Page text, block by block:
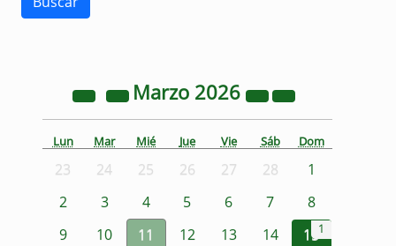
Marzo 2026
Lun Mar Mié Jue Vie Sáb Dom
23 24 25 26 27 28
1
2
3 4 5 6 7
8
9
10 11 12 13 14 151